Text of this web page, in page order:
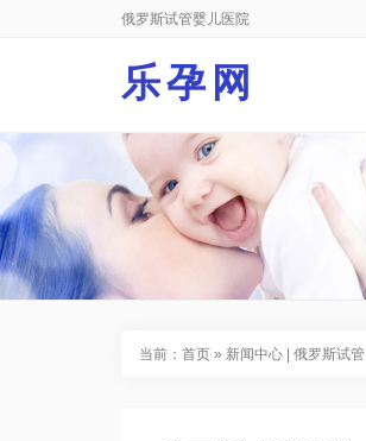
俄罗斯试管婴儿医院
乐孕网
当前： 首页 » 新闻中心 俄罗斯试管